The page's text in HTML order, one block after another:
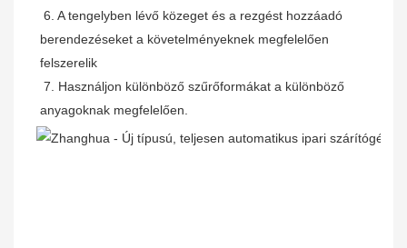
berendezéseket a követelményeknek megfelelően
felszerelik
anyagoknak megfelelően.